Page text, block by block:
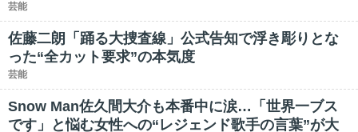
芸能
佐藤二朗「踊る大捜査線」公式告知で浮き彫りとな
った“全カット要求”の本気度
芸能
Snow Man佐久間大介も本番中に涙…「世界一ブス
です」と悩む女性への“レジェンド歌手の言葉”が大